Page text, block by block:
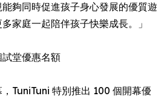
夠同時促進孩子身心發展的優質遊
家庭一起陪伴孩子快樂成長。」
堂優惠名額
TuniTuni 特別推出 100 個開幕優